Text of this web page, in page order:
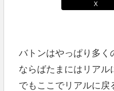
X
バトンはやっぱり多く
ならばたまにはリアル
でもここでリアルに戻